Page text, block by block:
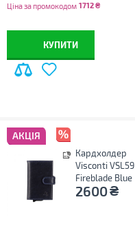
Ціна за промокодом 1712₴
КУПИТИ
АКЦІЯ
Кардхолдер
Visconti VSL59
Fireblade Blue
2600₴